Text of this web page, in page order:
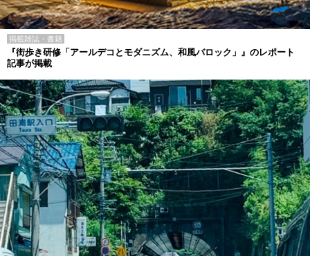
掲載雑誌・書籍
『街歩き研修「アールデコとモダニズム、和風バロック」』のレポート
記事が掲載